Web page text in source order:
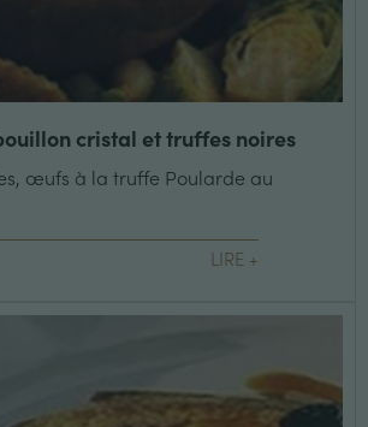
cristal et truffes noires
œufs à la truffe Poularde au
LIRE +